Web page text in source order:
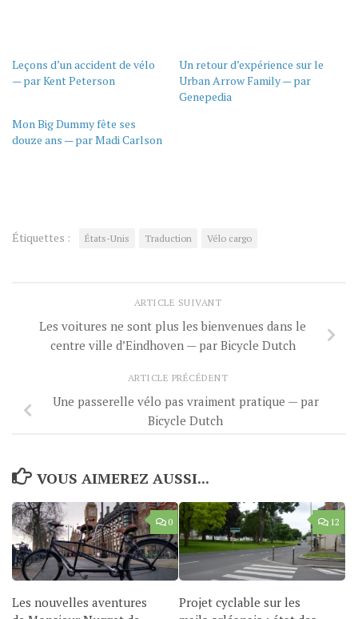
Leçons d’un accident de vélo
— par Kent Peterson
Un retour d’expérience sur le
Urban Arrow Family — par
Genepedia
Mon Big Dummy fête ses
douze ans — par Madi Carlson
Étiquettes : États-Unis Traduction Vélo cargo
ARTICLE SUIVANT
Les voitures ne sont plus les bienvenues dans le
centre ville d’Eindhoven — par Bicycle Dutch
ARTICLE PRÉCÉDENT
Une passerelle vélo pas vraiment pratique — par
Bicycle Dutch
VOUS AIMEREZ AUSSI...
0
Les nouvelles aventures
12
Projet cyclable sur les